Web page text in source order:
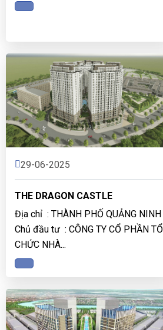
29-06-2025
THE DRAGON CASTLE
Địa chỉ : THÀNH PHỐ QUẢNG NINH
Chủ đầu tư : CÔNG TY CỔ PHẦN TỔ
CHỨC NHÀ...